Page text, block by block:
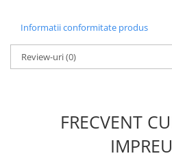
Informatii conformitate produs
Review-uri(0)
FRECVENT